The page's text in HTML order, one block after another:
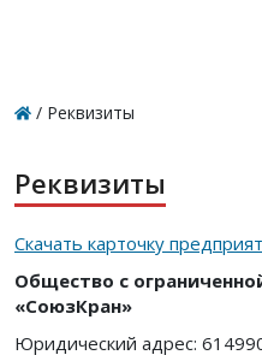
/ Реквизиты
Реквизиты
Скачать карточку
Общество с
«СоюзКран»
Юридический адрес: